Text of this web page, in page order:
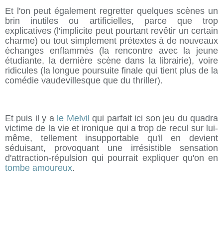
Et l'on peut également regretter quelques scènes un
brin inutiles ou artificielles, parce que trop
explicatives (l'implicite peut pourtant revêtir un certain
charme) ou tout simplement prétextes à de nouveaux
échanges enflammés (la rencontre avec la jeune
étudiante, la dernière scène dans la librairie), voire
ridicules (la longue poursuite finale qui tient plus de la
comédie vaudevillesque que du thriller).
Et puis il y a le Melvil qui parfait ici son jeu du quadra
victime de la vie et ironique qui a trop de recul sur lui-
même, tellement insupportable qu'il en devient
séduisant, provoquant une irrésistible sensation
d'attraction-répulsion qui pourrait expliquer qu'on en
tombe amoureux.